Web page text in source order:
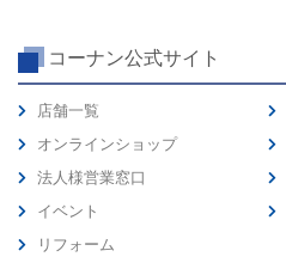
コーナン公式サイト
店舗一覧
オンラインショップ
法人様営業窓口
イベント
リフォーム